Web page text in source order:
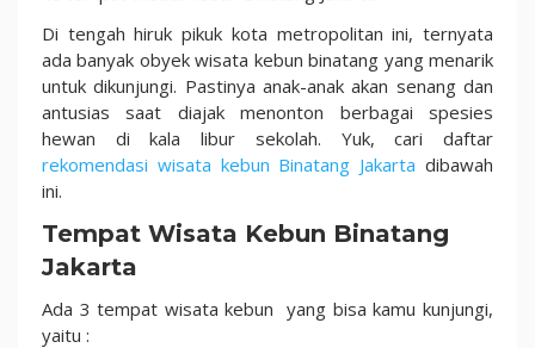
Jakarta Murah
Di tengah hiruk pikuk kota metropolitan ini, ternyata
ada banyak obyek wisata kebun binatang yang menarik
untuk dikunjungi. Pastinya anak-anak akan senang dan
antusias saat diajak menonton berbagai spesies
hewan di kala libur sekolah. Yuk, cari daftar
rekomendasi wisata kebun Binatang Jakarta dibawah
ini.
Tempat Wisata Kebun Binatang
Jakarta
Ada 3 tempat wisata kebun yang bisa kamu kunjungi,
yaitu :